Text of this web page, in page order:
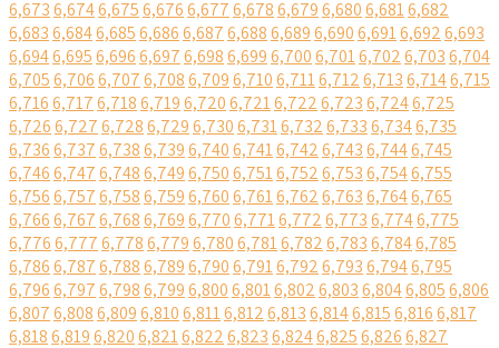
6,6736,6746,6756,6766,6776,6786,6796,6806,6816,682
6,6836,6846,6856,6866,6876,6886,6896,6906,6916,6926,693
6,6946,6956,6966,6976,6986,6996,7006,7016,7026,7036,704
6,7056,7066,7076,7086,7096,7106,7116,7126,7136,7146,715
6,7166,7176,7186,7196,7206,7216,7226,7236,7246,725
6,7266,7276,7286,7296,7306,7316,7326,7336,7346,735
6,7366,7376,7386,7396,7406,7416,7426,7436,7446,745
6,7466,7476,7486,7496,7506,7516,7526,7536,7546,755
6,7566,7576,7586,7596,7606,7616,7626,7636,7646,765
6,7666,7676,7686,7696,7706,7716,7726,7736,7746,775
6,7766,7776,7786,7796,7806,7816,7826,7836,7846,785
6,7866,7876,7886,7896,7906,7916,7926,7936,7946,795
6,7966,7976,7986,7996,8006,8016,8026,8036,8046,8056,806
6,8076,8086,8096,8106,8116,8126,8136,8146,8156,8166,817
6,8186,8196,8206,8216,8226,8236,8246,8256,8266,827